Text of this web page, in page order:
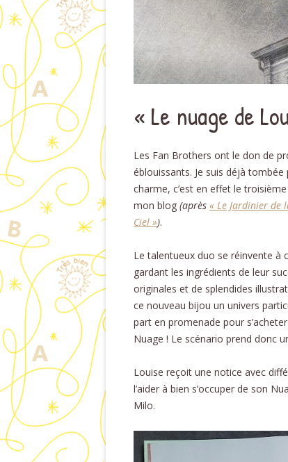
« Le nuage de
Les Fan Brothers ont le don de
éblouissants. Je suis déjà
charme, c’est en effet le
mon blog (après « Le Jardinier de
Ciel »).
Le talentueux duo se réinvente à
gardant les ingrédients de leur
originales et de splendides
ce nouveau bijou un univers
part en promenade pour
Nuage ! Le scénario prend donc
Louise reçoit une notice avec
l’aider à bien s’occuper de son
Milo.